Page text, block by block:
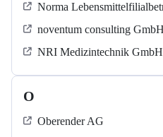
Norma
noventum consulting GmbH
NRI Medizintechnik GmbH
O
Oberender AG